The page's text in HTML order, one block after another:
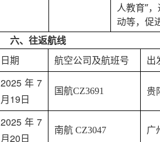
人教育”
动等，促
六、往返航线
日期
航空公司及航班号
出
2025年 7
月19日
国航CZ3691 贵
2025年7
月20日
南航 CZ3047 广